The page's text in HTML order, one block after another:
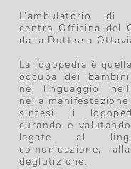
L’ambulatorio di
centro Officina del
dalla Dott.ssa
La logopedia è
occupa dei
nel linguaggio,
nella
sintesi, i
curando e
legate al
comunicazione,
deglutizione.